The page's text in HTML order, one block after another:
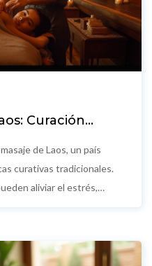
Curación
de Laos, un país
curativas tradicionales.
aliviar el estrés,